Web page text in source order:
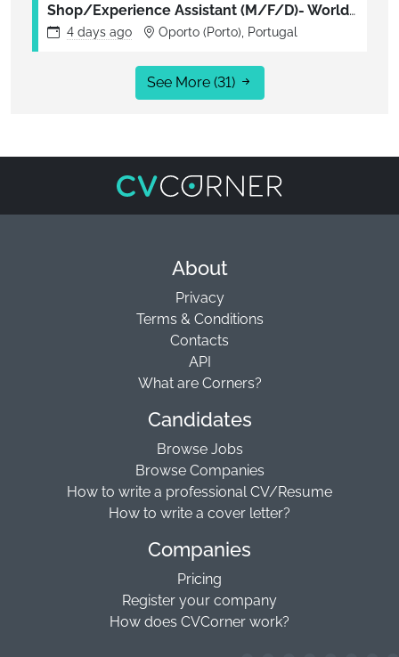
Shop/Experience Assistant (M/F/D)- World of Wine
4 days ago Oporto (Porto), Portugal
See More (31)
About
Privacy
Terms & Conditions
Contacts
API
What are Corners?
Candidates
Browse Jobs
Browse Companies
How to write a professional CV/Resume
How to write a cover letter?
Companies
Pricing
Register your company
How does CVCorner work?